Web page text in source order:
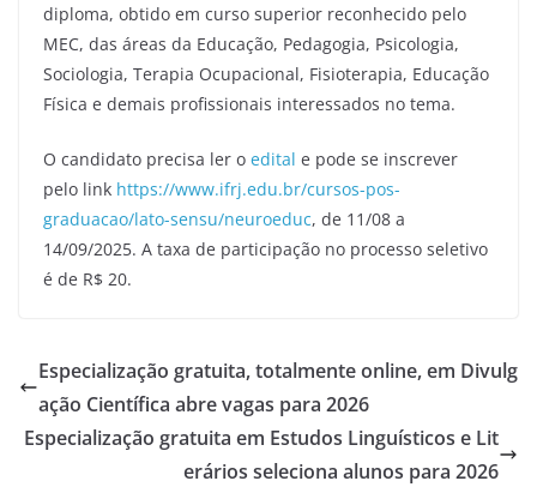
diploma, obtido em curso superior reconhecido pelo
MEC, das áreas da Educação, Pedagogia, Psicologia,
Sociologia, Terapia Ocupacional, Fisioterapia, Educação
Física e demais profissionais interessados no tema.
O candidato precisa ler o edital e pode se inscrever
pelo link https://www.ifrj.edu.br/cursos-pos-
graduacao/lato-sensu/neuroeduc, de 11/08 a
14/09/2025. A taxa de participação no processo seletivo
é de R$ 20.
Especialização gratuita, totalmente online, em Divulg
ação Científica abre vagas para 2026
Especialização gratuita em Estudos Linguísticos e Lit
erários seleciona alunos para 2026